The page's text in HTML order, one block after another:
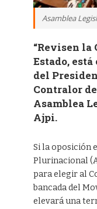
Asamblea
“Revisen
Estado,
del
Contralor
Asamblea
Ajpi.
Si la oposición
Plurinacional
para elegir al
bancada del
elevará una